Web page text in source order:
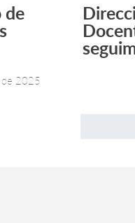
+
de
2025